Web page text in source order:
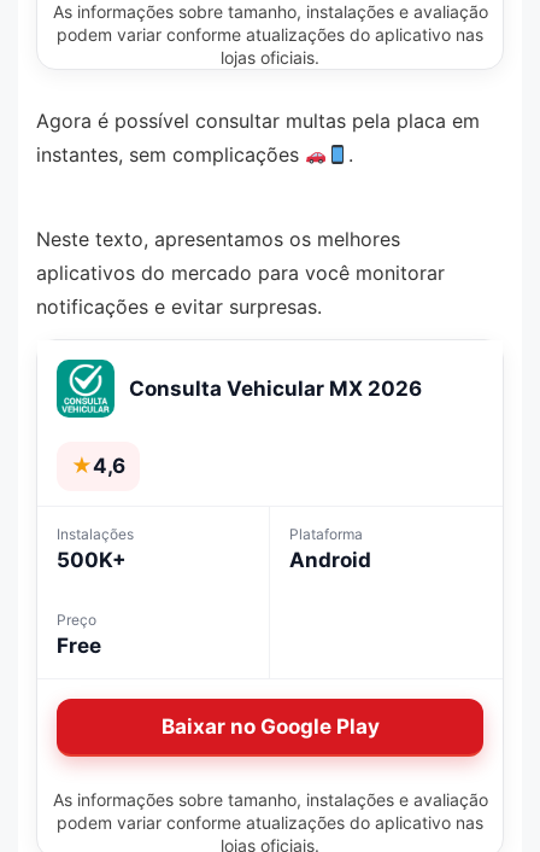
As informações sobre tamanho, instalações e avaliação
podem variar conforme atualizações do aplicativo nas
lojas oficiais.
Agora é possível consultar multas pela placa em
instantes, sem complicações
.
Neste texto, apresentamos os melhores
aplicativos do mercado para você monitorar
notificações e evitar surpresas.
Consulta Vehicular MX 2026
★4,6
Instalações
500K+
Plataforma
Android
Preço
Free
Baixar no Google Play
As informações sobre tamanho, instalações e avaliação
podem variar conforme atualizações do aplicativo nas
lojas oficiais.